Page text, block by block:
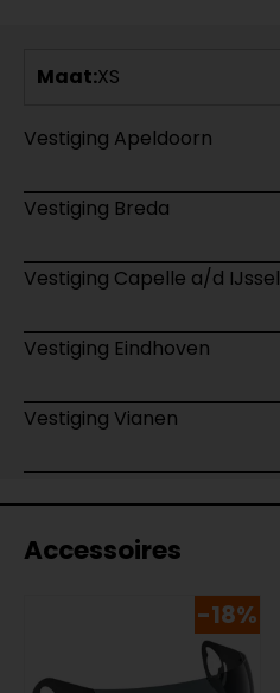
Maat:XS
Vestiging Apeldoorn
Vestiging Breda
Vestiging Capelle a/d IJssel
Vestiging Eindhoven
Vestiging Vianen
Accessoires
-18%